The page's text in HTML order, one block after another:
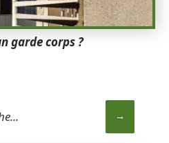
garde corps ?